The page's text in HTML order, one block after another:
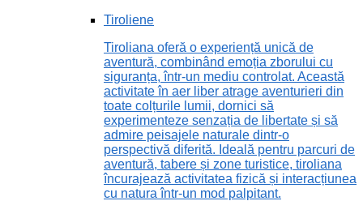
Tiroliene
Tiroliana oferă o experiență unică de
aventură, combinând emoția zborului cu
siguranța, într-un mediu controlat. Această
activitate în aer liber atrage aventurieri din
toate colțurile lumii, dornici să
experimenteze senzația de libertate și să
admire peisajele naturale dintr-o
perspectivă diferită. Ideală pentru parcuri de
aventură, tabere și zone turistice, tiroliana
încurajează activitatea fizică și interacțiunea
cu natura într-un mod palpitant.